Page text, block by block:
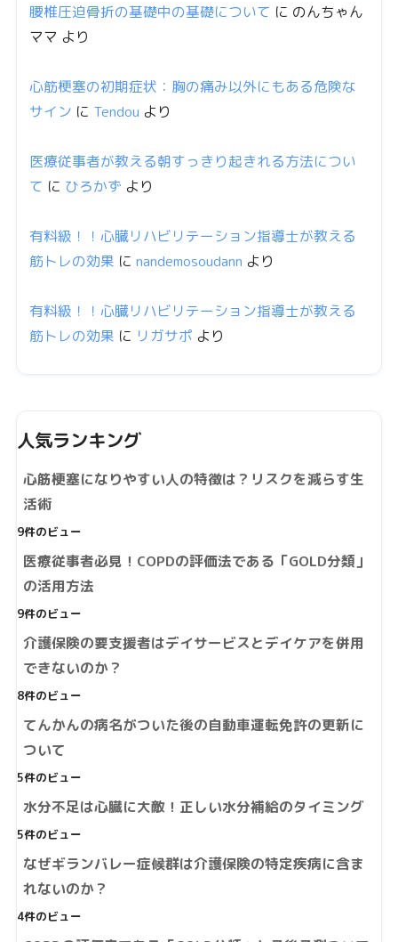
腰椎圧迫骨折の基礎中の基礎について に のんちゃん
ママ より
心筋梗塞の初期症状：胸の痛み以外にもある危険な
サイン に Tendou より
医療従事者が教える朝すっきり起きれる方法につい
て に ひろかず より
有料級！！心臓リハビリテーション指導士が教える
筋トレの効果 に nandemosoudann より
有料級！！心臓リハビリテーション指導士が教える
筋トレの効果 に リガサポ より
人気ランキング
心筋梗塞になりやすい人の特徴は？リスクを減らす生
活術
9件のビュー
医療従事者必見！COPDの評価法である「GOLD分類」
の活用方法
9件のビュー
介護保険の要支援者はデイサービスとデイケアを併用
できないのか？
8件のビュー
てんかんの病名がついた後の自動車運転免許の更新に
ついて
5件のビュー
水分不足は心臓に大敵！正しい水分補給のタイミング
5件のビュー
なぜギランバレー症候群は介護保険の特定疾病に含ま
れないのか？
4件のビュー